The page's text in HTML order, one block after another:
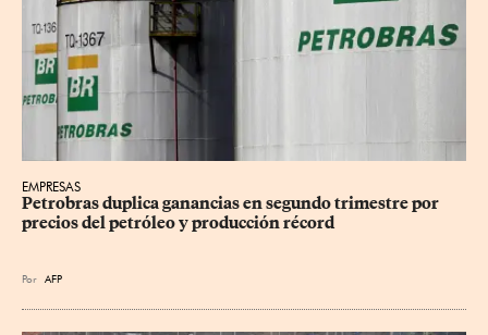
EMPRESAS
Petrobras duplica ganancias en segundo trimestre por
precios del petróleo y producción récord
Por AFP